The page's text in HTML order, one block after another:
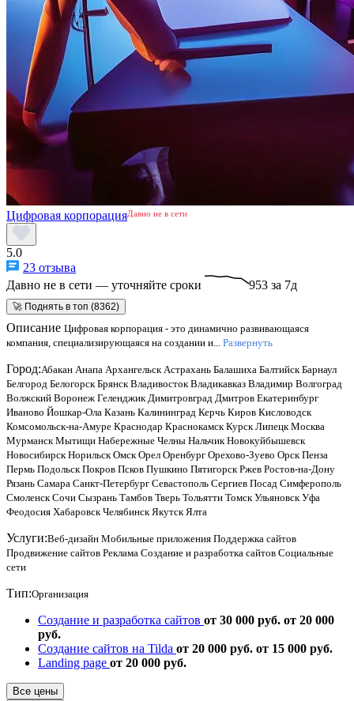
Цифровая корпорацияДавно не в сети
5.0
23 отзыва
Давно не в сети — уточняйте сроки
953 за 7д
🚀 Поднять в топ (8362)
Описание Цифровая корпорация - это динамично развивающаяся
компания, специализирующаяся на создании и... Развернуть
Город:Абакан Анапа Архангельск Астрахань Балашиха Балтийск Барнаул
Белгород Белогорск Брянск Владивосток Владикавказ Владимир Волгоград
Волжский Воронеж Геленджик Димитровград Дмитров Екатеринбург
Иваново Йошкар-Ола Казань Калининград Керчь Киров Кисловодск
Комсомольск-на-Амуре Краснодар Краснокамск Курск Липецк Москва
Мурманск Мытищи Набережные Челны Нальчик Новокуйбышевск
Новосибирск Норильск Омск Орел Оренбург Орехово-Зуево Орск Пенза
Пермь Подольск Покров Псков Пушкино Пятигорск Ржев Ростов-на-Дону
Рязань Самара Санкт-Петербург Севастополь Сергиев Посад Симферополь
Смоленск Сочи Сызрань Тамбов Тверь Тольятти Томск Ульяновск Уфа
Феодосия Хабаровск Челябинск Якутск Ялта
Услуги:Веб-дизайн Мобильные приложения Поддержка сайтов
Продвижение сайтов Реклама Создание и разработка сайтов Социальные
сети
Тип:Организация
Создание и разработка сайтов от 30 000 руб. от 20 000
руб.
Создание сайтов на Tilda от 20 000 руб. от 15 000 руб.
Landing page от 20 000 руб.
Все цены